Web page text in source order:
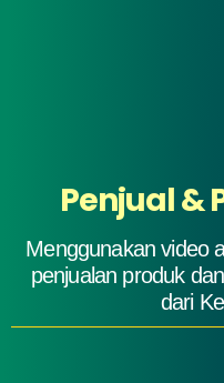
Penjual &
Menggunakan video
penjualan produk
dari